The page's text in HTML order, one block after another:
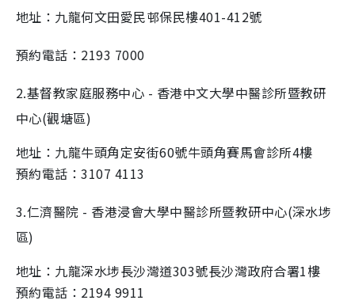
地址：九龍何文田愛民邨保民樓401-412號
預約電話：2193 7000
2.基督教家庭服務中心 - 香港中文大學中醫診所暨教研
中心(觀塘區)
地址：九龍牛頭角定安街60號牛頭角賽馬會診所4樓
預約電話：3107 4113
3.仁濟醫院 - 香港浸會大學中醫診所暨教研中心(深水埗
區)
地址：九龍深水埗長沙灣道303號長沙灣政府合署1樓
預約電話：2194 9911